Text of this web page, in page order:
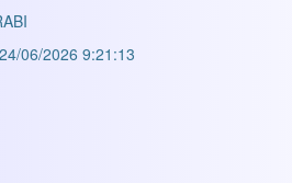
24/06/2026 9:21:13